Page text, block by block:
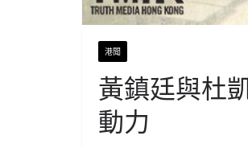
港聞
黃鎮廷與杜
動力